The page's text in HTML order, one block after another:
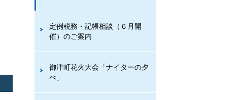
定例税務・記帳相談（６月開
催）のご案内
御津町花火大会「ナイターの夕
べ」